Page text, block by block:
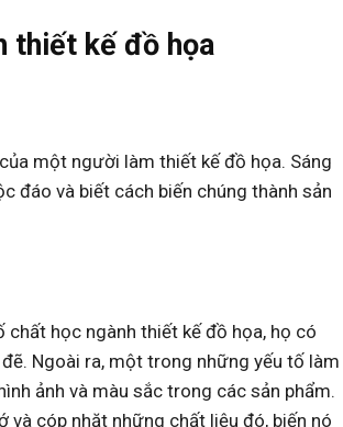
thiết kế đồ họa
một người làm thiết kế đồ họa. Sáng
đáo và biết cách biến chúng thành sản
học ngành thiết kế đồ họa, họ có
Ngoài ra, một trong những yếu tố làm
ảnh và màu sắc trong các sản phẩm.
và cóp nhặt những chất liệu đó, biến nó